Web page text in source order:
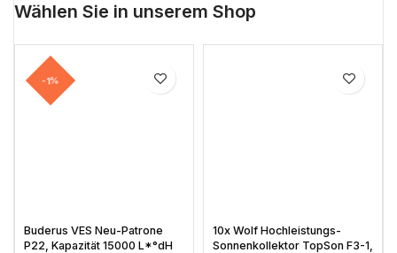
Wählen Sie in unserem Shop
-1%
Buderus VES Neu-Patrone
P22, Kapazität 15000 L*°dH
10x Wolf Hochleistungs-
Sonnenkollektor TopSon F3-1,